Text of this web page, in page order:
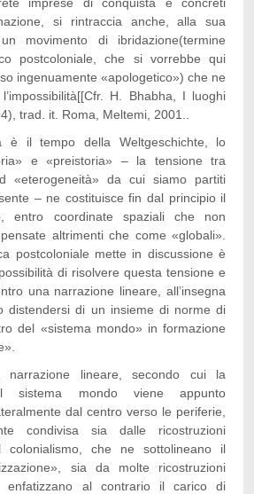
si rintraccia anche, alla sua
movimento di ibridazione(termine
postcoloniale, che si vorrebbe qui
ingenuamente «apologetico») che ne
H. Bhabha, I luoghi
trad. it. Roma, Meltemi, 2001..
è il tempo della Weltgeschichte, lo
e «preistoria» – la tensione tra
«eterogeneità» da cui siamo partiti
– ne costituisce fin dal principio il
entro coordinate spaziali che non
altrimenti che come «globali».
postcoloniale mette in discussione è
di risolvere questa tensione e
una narrazione lineare, all’insegna
distendersi di un insieme di norme di
del «sistema mondo» in formazione
narrazione lineare, secondo cui la
sistema mondo viene appunto
dal centro verso le periferie,
condivisa sia dalle ricostruzioni
colonialismo, che ne sottolineano il
sia da molte ricostruzioni
enfatizzano al contrario il carico di